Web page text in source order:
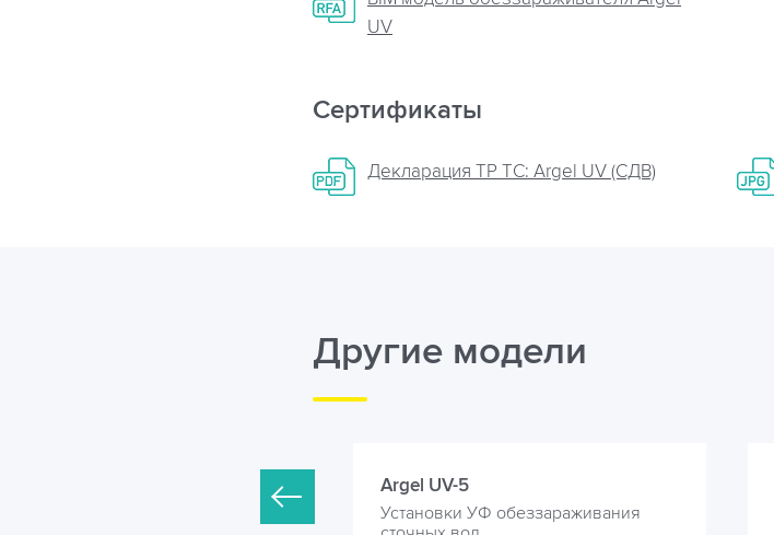
UV
Сертификаты
Декларация ТР ТС: Argel UV (СДВ)
Другие модели
Argel UV-5
Установки УФ обеззараживания